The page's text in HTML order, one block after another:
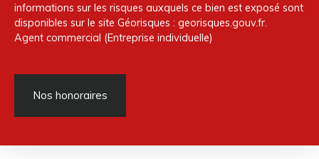
informations sur les risques auxquels ce bien est exposé sont
disponibles sur le site Géorisques : georisques.gouv.fr.
Agent commercial (Entreprise individuelle)
Nos honoraires